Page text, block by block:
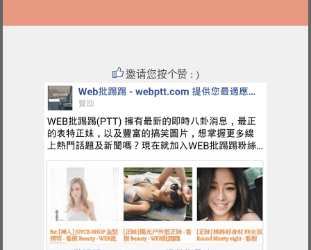
邀请您按个赞 : )